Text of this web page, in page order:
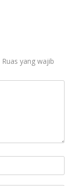
Ruas yang wajib